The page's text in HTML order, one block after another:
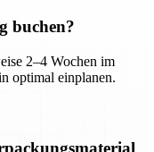
buchen?
2–4 Wochen im
optimal einplanen.